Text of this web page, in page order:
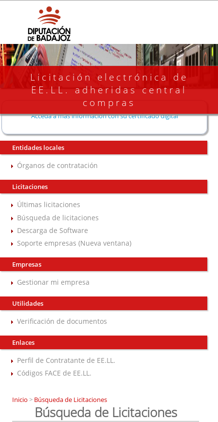
Licitación electrónica de
EE.LL. adheridas central
compras
Acceda a más información con su certificado digital
Entidades locales
Órganos de contratación
Licitaciones
Últimas licitaciones
Búsqueda de licitaciones
Descarga de Software
Soporte empresas (Nueva ventana)
Empresas
Gestionar mi empresa
Utilidades
Verificación de documentos
Enlaces
Perfil de Contratante de EE.LL.
Códigos FACE de EE.LL.
Inicio > Búsqueda de Licitaciones
Búsqueda de Licitaciones